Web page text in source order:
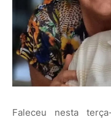
Faleceu nesta